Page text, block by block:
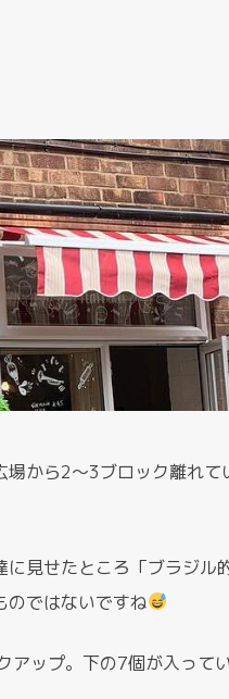
から2〜3ブロック離れて
見せたところ「ブラジル
のではないですね
ップ。下の7個が入って